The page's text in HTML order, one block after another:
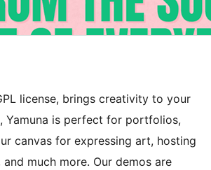
license, brings creativity to your
Yamuna is perfect for portfolios,
canvas for expressing art, hosting
much more. Our demos are